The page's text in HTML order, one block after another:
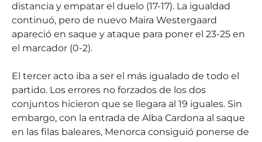
distancia y empatar el duelo (17-17). La igualdad
continuó, pero de nuevo Maira Westergaard
apareció en saque y ataque para poner el 23-25 en
el marcador (0-2).
El tercer acto iba a ser el más igualado de todo el
partido. Los errores no forzados de los dos
conjuntos hicieron que se llegara al 19 iguales. Sin
embargo, con la entrada de Alba Cardona al saque
en las filas baleares, Menorca consiguió ponerse de